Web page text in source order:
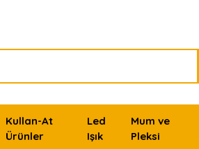
Kullan-At
Ürünler
Led
Işık
Mum ve
Pleksi